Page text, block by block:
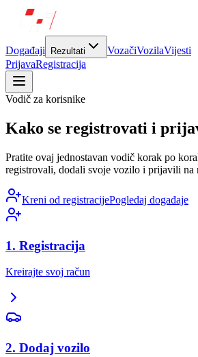
Događaji Rezultati VozačiVozilaVijesti
PrijavaRegistracija
Vodič za korisnike
Kako se registrovati i
Pratite ovaj jednostavan vodič korak po
registrovali, dodali svoje vozilo i prijavili na
Kreni od registracijePogledaj događaje
1. Registracija
Kreirajte svoj račun
2. Dodaj vozilo